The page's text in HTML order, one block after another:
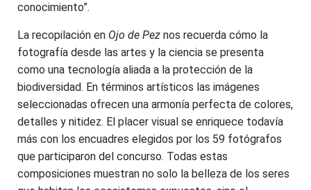
conocimiento”.
La recopilación en Ojo de Pez nos recuerda cómo la
fotografía desde las artes y la ciencia se presenta
como una tecnología aliada a la protección de la
biodiversidad. En términos artísticos las imágenes
seleccionadas ofrecen una armonía perfecta de colores,
detalles y nitidez. El placer visual se enriquece todavía
más con los encuadres elegidos por los 59 fotógrafos
que participaron del concurso. Todas estas
composiciones muestran no solo la belleza de los seres